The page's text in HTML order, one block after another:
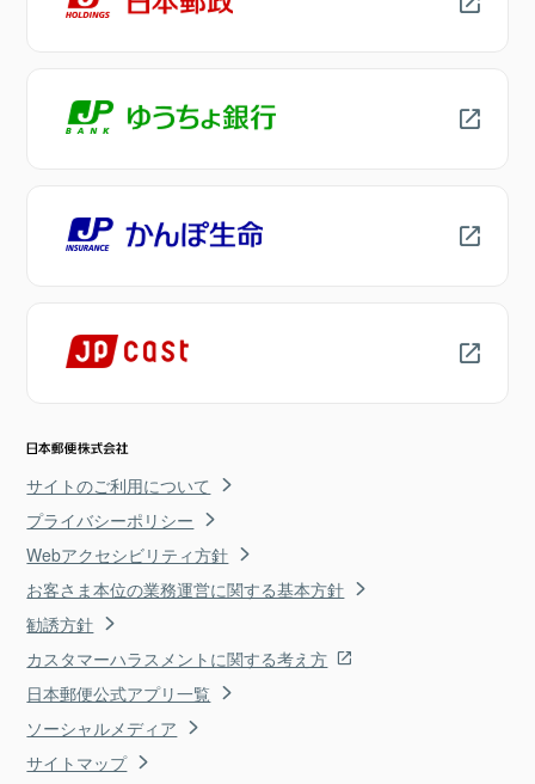
サイトのご利用について
プライバシーポリシー
Webアクセシビリティ方針
お客さま本位の業務運営に関する基本方針
勧誘方針
カスタマーハラスメントに関する考え方
日本郵便公式アプリ一覧
ソーシャルメディア
サイトマップ